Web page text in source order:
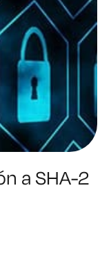
a SHA-2